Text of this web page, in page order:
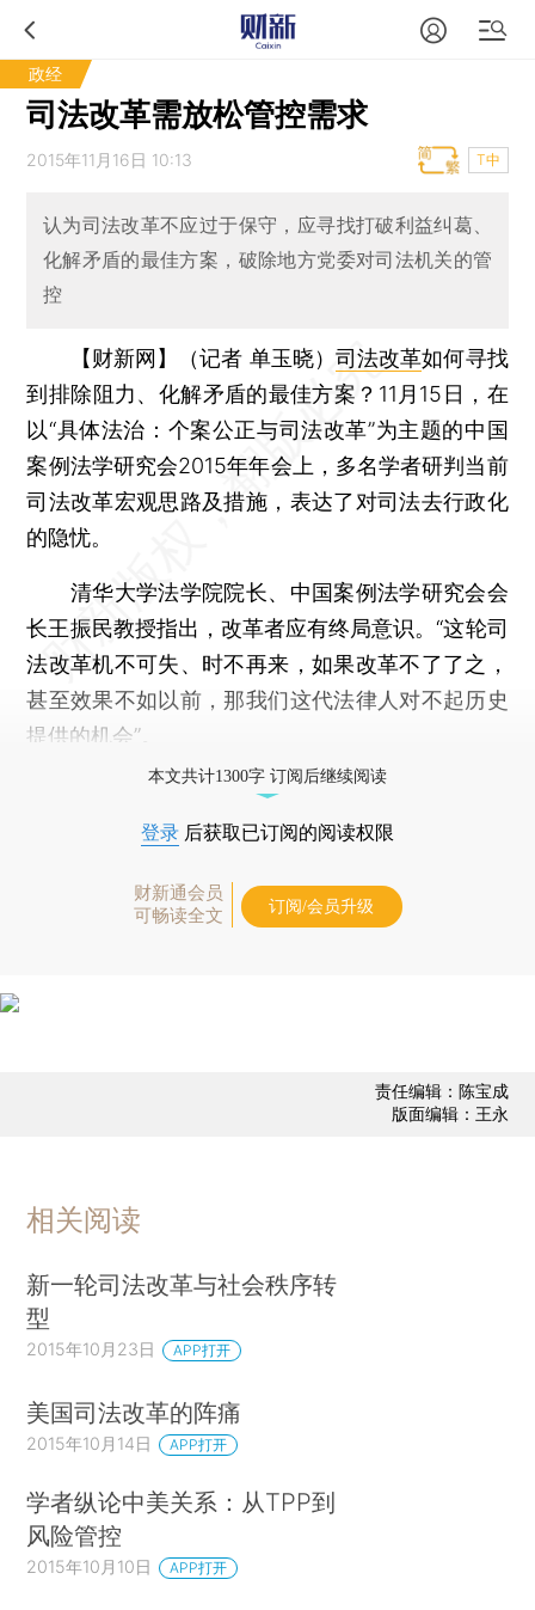
政经
司法改革需放松管控需求
2015年11月16日 10:13 T中
认为司法改革不应过于保守，应寻找打破利益纠葛、
化解矛盾的最佳方案，破除地方党委对司法机关的管
控
【财新网】（记者 单玉晓） 司法改革如何寻找
到排除阻力、化解矛盾的最佳方案？11月15日，在
以“具体法治：个案公正与司法改革”为主题的中国
案例法学研究会2015年年会上，多名学者研判当前
司法改革宏观思路及措施，表达了对司法去行政化
的隐忧。
清华大学法学院院长、中国案例法学研究会会
长王振民教授指出，改革者应有终局意识。“这轮司
法改革机不可失、时不再来，如果改革不了了之，
甚至效果不如以前，那我们这代法律人对不起历史
提供的机会”。
本文共计1300字 订阅后继续阅读
登录 后获取已订阅的阅读权限
财新通会员
可畅读全文
订阅/会员升级
责任编辑：陈宝成
版面编辑：王永
相关阅读
新一轮司法改革与社会秩序转
型
2015年10月23日 APP打开
美国司法改革的阵痛
2015年10月14日 APP打开
学者纵论中美关系：从TPP到
风险管控
2015年10月10日 APP打开